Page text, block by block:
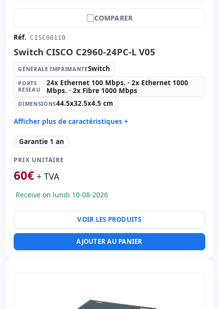
COMPARER
Réf. CISC00110
Switch CISCO C2960-24PC-L V05
GÉNÉRALE IMPRIMANTESwitch
PORTS
RÉSEAU
24x Ethernet 100 Mbps. · 2x Ethernet 1000
Mbps. · 2x Fibre 1000 Mbps
DIMENSIONS44.5x32.5x4.5 cm
Afficher plus de caractéristiques +
Générale imprimante:
Ports réseau: 24x Ethernet 100 Mbps. · 2x Ethernet
1000 Mbps. · 2x Fibre 1000 Mbps.
Dimensions:
Poids:
4.50 Kg.
Garantie 1 an
PRIX UNITAIRE
60€ + TVA
Receive on lundi 10-08-2026
VOIR LES PRODUITS
AJOUTER AU PANIER